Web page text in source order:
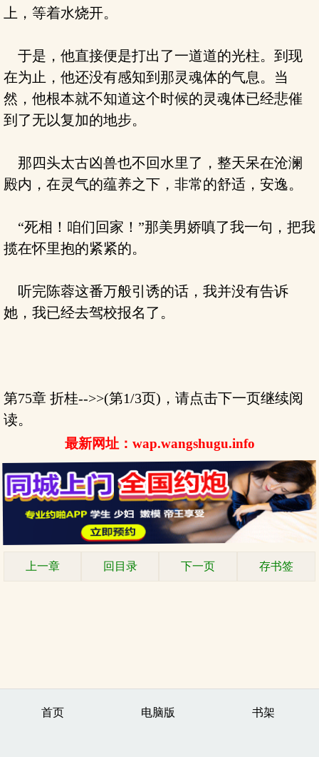
上，等着水烧开。
于是，他直接便是打出了一道道的光柱。到现
在为止，他还没有感知到那灵魂体的气息。当
然，他根本就不知道这个时候的灵魂体已经悲催
到了无以复加的地步。
那四头太古凶兽也不回水里了，整天呆在沧澜
殿内，在灵气的蕴养之下，非常的舒适，安逸。
“死相！咱们回家！”那美男娇嗔了我一句，把我
揽在怀里抱的紧紧的。
听完陈蓉这番万般引诱的话，我并没有告诉
她，我已经去驾校报名了。
第75章 折桂-->>(第1/3页)，请点击下一页继续阅
读。
最新网址：wap.wangshugu.info
上一章 回目录 下一页 存书签
首页 电脑版 书架